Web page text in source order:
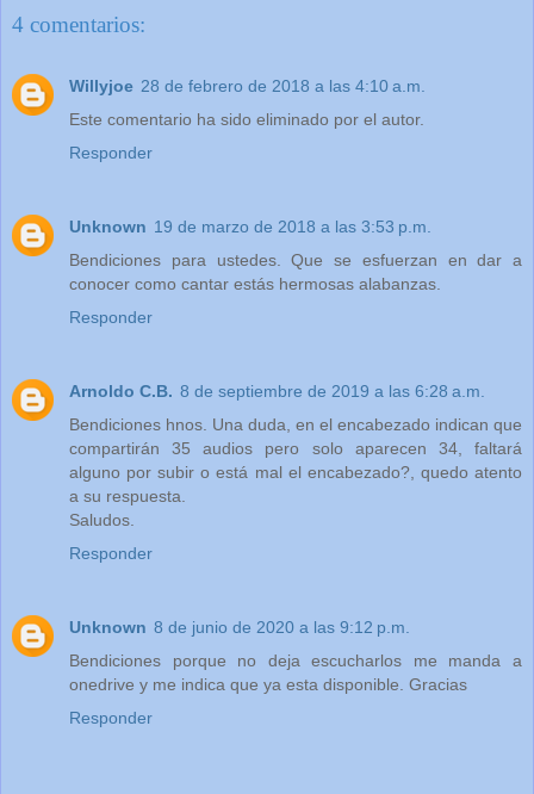
4 comentarios:
Willyjoe 28 de febrero de 2018 a las 4:10 a.m.
Este comentario ha sido eliminado por el autor.
Responder
Unknown 19 de marzo de 2018 a las 3:53 p.m.
Bendiciones para ustedes. Que se esfuerzan en dar a
conocer como cantar estás hermosas alabanzas.
Responder
Arnoldo C.B. 8 de septiembre de 2019 a las 6:28 a.m.
Bendiciones hnos. Una duda, en el encabezado indican que
compartirán 35 audios pero solo aparecen 34, faltará
alguno por subir o está mal el encabezado?, quedo atento
a su respuesta.
Saludos.
Responder
Unknown 8 de junio de 2020 a las 9:12 p.m.
Bendiciones porque no deja escucharlos me manda a
onedrive y me indica que ya esta disponible. Gracias
Responder